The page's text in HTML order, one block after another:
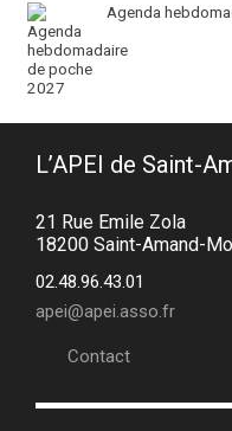
Agenda
L’APEI de Saint-
21 Rue Emile Zola
18200 Saint-Amand-
02.48.96.43.01
apei@apei.asso.fr
Contact